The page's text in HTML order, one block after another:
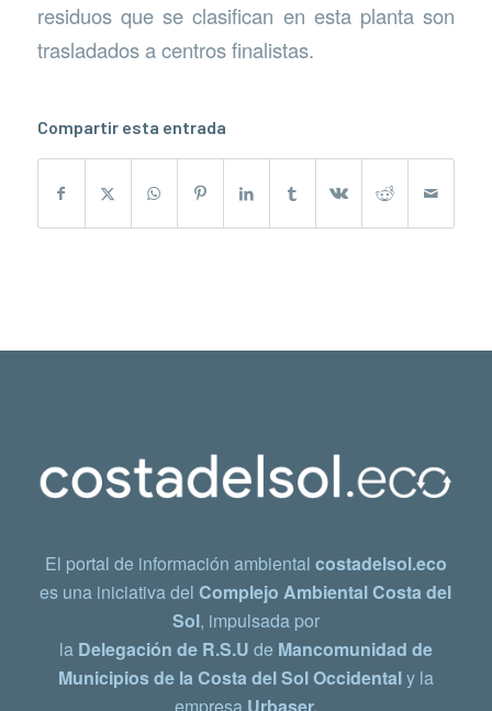
residuos que se clasifican en esta planta son
trasladados a centros finalistas.
Compartir esta entrada
El portal de información ambiental costadelsol.eco
es una iniciativa delComplejo Ambiental Costa del
Sol, impulsada por
la Delegación de R.S.U de Mancomunidad de
Municipios de la Costa del Sol Occidentaly la
empresa Urbaser.